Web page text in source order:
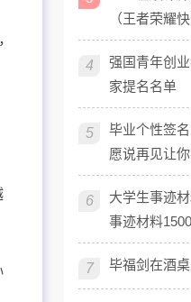
（王者荣耀
4
强国青年创
家提名名单
5
毕业个性签
愿说再见让
6
大学生事迹
事迹材料
7 毕福剑在酒